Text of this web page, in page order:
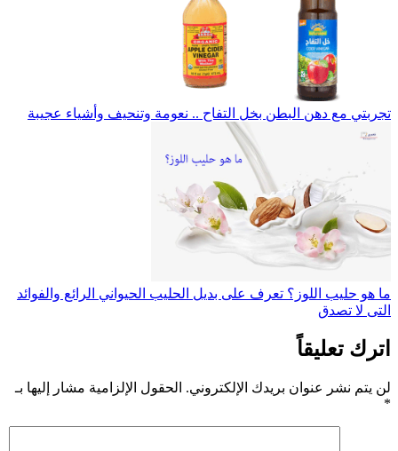
تجربتي مع دهن البطن بخل التفاح .. نعومة وتنحيف وأشياء عجيبة
ما هو حليب اللوز؟ تعرف على بديل الحليب الحيواني الرائع والفوائد
التى لا تصدق
اترك تعليقاً
لن يتم نشر عنوان بريدك الإلكتروني. الحقول الإلزامية مشار إليها بـ
*